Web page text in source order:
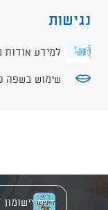
נגישות
למידע אודות
שימוש בשפה